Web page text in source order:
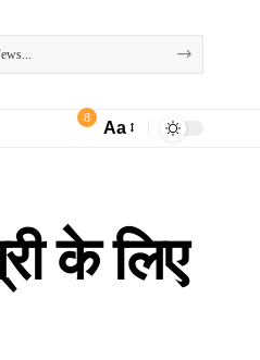
8
Aa
के लिए